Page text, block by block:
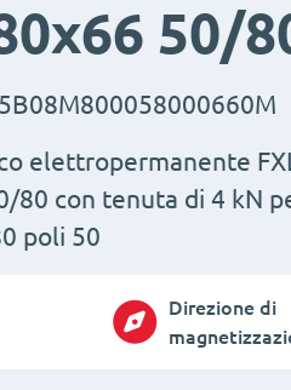
50/
elettropermanente
80 con tenuta di 4 kN
poli 50
Direzione di